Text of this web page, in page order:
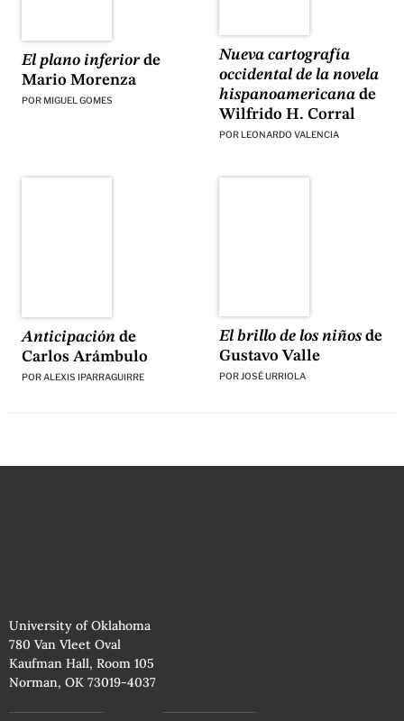
El plano inferiorde
Mario Morenza
POR MIGUEL GOMES
Nueva cartografía
occidental de la novela
hispanoamericanade
Wilfrido H. Corral
POR LEONARDO VALENCIA
Anticipaciónde
Carlos Arámbulo
PORALEXIS IPARRAGUIRRE
El brillo de los niñosde
Gustavo Valle
POR JOSÉ URRIOLA
University of Oklahoma
780 Van Vleet Oval
Kaufman Hall, Room 105
Norman, OK 73019-4037